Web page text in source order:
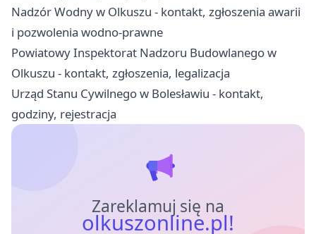
Nadzór Wodny w Olkuszu - kontakt, zgłoszenia awarii
i pozwolenia wodno-prawne
Powiatowy Inspektorat Nadzoru Budowlanego w
Olkuszu - kontakt, zgłoszenia, legalizacja
Urząd Stanu Cywilnego w Bolesławiu - kontakt,
godziny, rejestracja
Zareklamuj się na
olkuszonline.pl!